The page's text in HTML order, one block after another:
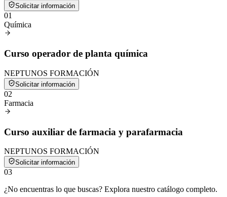
Solicitar información
01
Química
Curso operador de planta química
NEPTUNOS FORMACIÓN
Solicitar información
02
Farmacia
Curso auxiliar de farmacia y parafarmacia
NEPTUNOS FORMACIÓN
Solicitar información
03
¿No encuentras lo que buscas? Explora nuestro catálogo completo.